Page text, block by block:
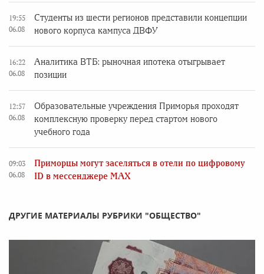
19:55
06.08
Студенты из шести регионов представили концепции
нового корпуса кампуса ДВФУ
16:22
06.08
Аналитика ВТБ: рыночная ипотека отыгрывает
позиции
12:57
06.08
Образовательные учреждения Приморья проходят
комплексную проверку перед стартом нового
учебного года
09:03
06.08
Приморцы могут заселяться в отели по цифровому
ID в мессенджере MAX
ДРУГИЕ МАТЕРИАЛЫ РУБРИКИ "ОБЩЕСТВО"